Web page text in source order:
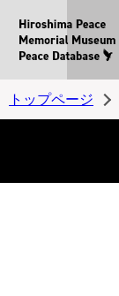
トップページ